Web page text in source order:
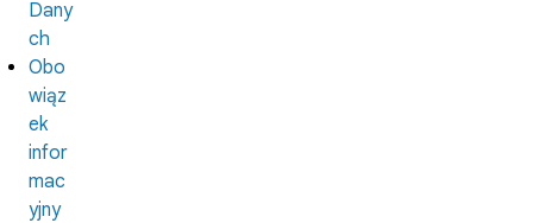
Dany
ch
Obo
wiąz
ek
infor
mac
yjny